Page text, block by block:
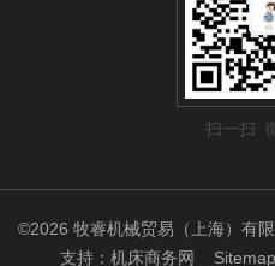
扫一扫
©2026 牧睿机械贸易（上海）有
支持： 机床商务网